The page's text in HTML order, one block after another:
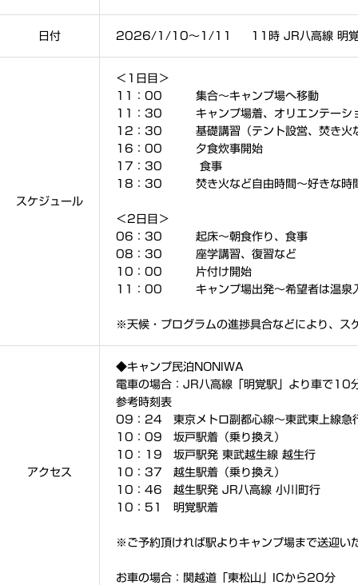
日付 2026/1/10～1/11 11時 JR八高線 明覚
スケジュール
＜1日目＞
11：00 集合～キャンプ場へ移動
11：30 キャンプ場着、オリエンテーシ
12：30 基礎講習（テント設営、焚き火
16：00 夕食炊事開始
17：30 食事
18：30 焚き火など自由時間～好きな時
＜2日目＞
06：30 起床～朝食作り、食事
08：30 座学講習、復習など
10：00 片付け開始
11：00 キャンプ場出発～希望者は温泉
※天候・プログラムの進捗具合などにより、ス
アクセス
◆キャンプ民泊NONIWA
電車の場合：JR八高線「明覚駅」より車で10
参考時刻表
09：24 東京メトロ副都心線～東武東上線急
10：09 坂戸駅着（乗り換え）
10：19 坂戸駅発 東武越生線 越生行
10：37 越生駅着（乗り換え）
10：46 越生駅発 JR八高線 小川町行
10：51 明覚駅着
※ご予約頂ければ駅よりキャンプ場まで送迎い
お車の場合：関越道「東松山」ICから20分